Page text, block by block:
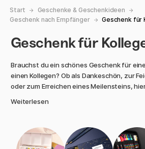
Start
Geschenke & Geschenkideen
Geschenk nach Empfänger
Geschenk für
Geschenk für
Brauchst du ein schönes Geschenk für
einen Kollegen? Ob als Dankeschön, zur
oder zum Erreichen eines Meilensteins,
Unsere Produkte sind nicht nur praktisch,
Ordnung, Ideenreichtum und Freude am
Weiterlesen